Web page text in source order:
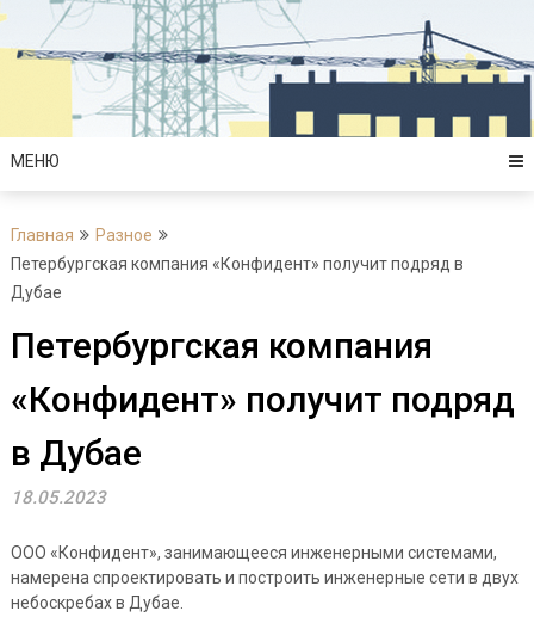
Перейти
содержимому
МЕНЮ
Главная
Разное
Петербургская компания «Конфидент» получит подряд в
Дубае
Петербургская компания
«Конфидент» получит подряд
в Дубае
18.05.2023
ООО «Конфидент», занимающееся инженерными системами,
намерена спроектировать и построить инженерные сети в двух
небоскребах в Дубае.